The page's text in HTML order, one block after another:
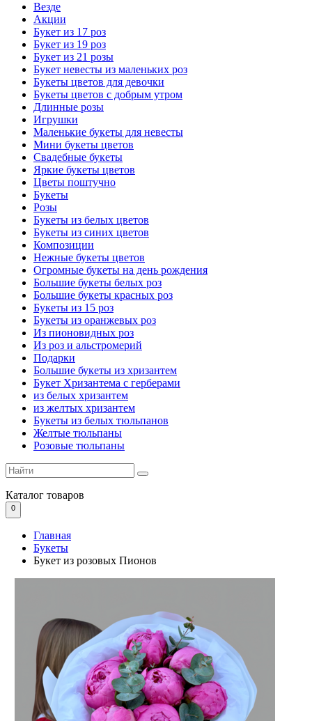
Везде
Акции
Букет из 17 роз
Букет из 19 роз
Букет из 21 розы
Букет невесты из маленьких роз
Букеты цветов для девочки
Букеты цветов с добрым утром
Длинные розы
Игрушки
Маленькие букеты для невесты
Мини букеты цветов
Свадебные букеты
Яркие букеты цветов
Цветы поштучно
Букеты
Розы
Букеты из белых цветов
Букеты из синих цветов
Композиции
Нежные букеты цветов
Огромные букеты на день рождения
Большие букеты белых роз
Большие букеты красных роз
Букеты из 15 роз
Букеты из оранжевых роз
Из пионовидных роз
Из роз и альстромерий
Подарки
Большие букеты из хризантем
Букет Хризантема с герберами
из белых хризантем
из желтых хризантем
Букеты из белых тюльпанов
Желтые тюльпаны
Розовые тюльпаны
Каталог товаров
0
Главная
Букеты
Букет из розовых Пионов